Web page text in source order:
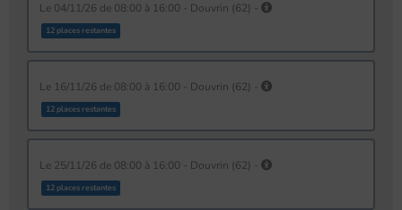
le 04/11/26 de 08:00 à 16:00 - Douvrin (62) -
12 places restantes
le 16/11/26 de 08:00 à 16:00 - Douvrin (62) -
12 places restantes
le 25/11/26 de 08:00 à 16:00 - Douvrin (62) -
12 places restantes